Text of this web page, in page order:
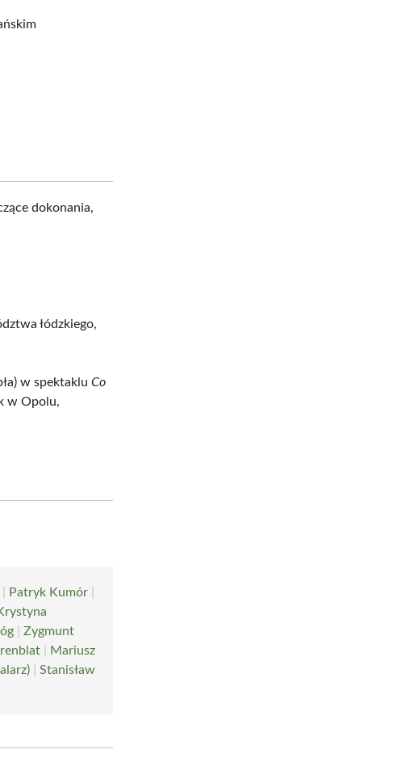
dokonania,
łódzkiego,
w spektakluCo
w Opolu,
Patryk Kumór
|Zygmunt
Mariusz
|Stanisław